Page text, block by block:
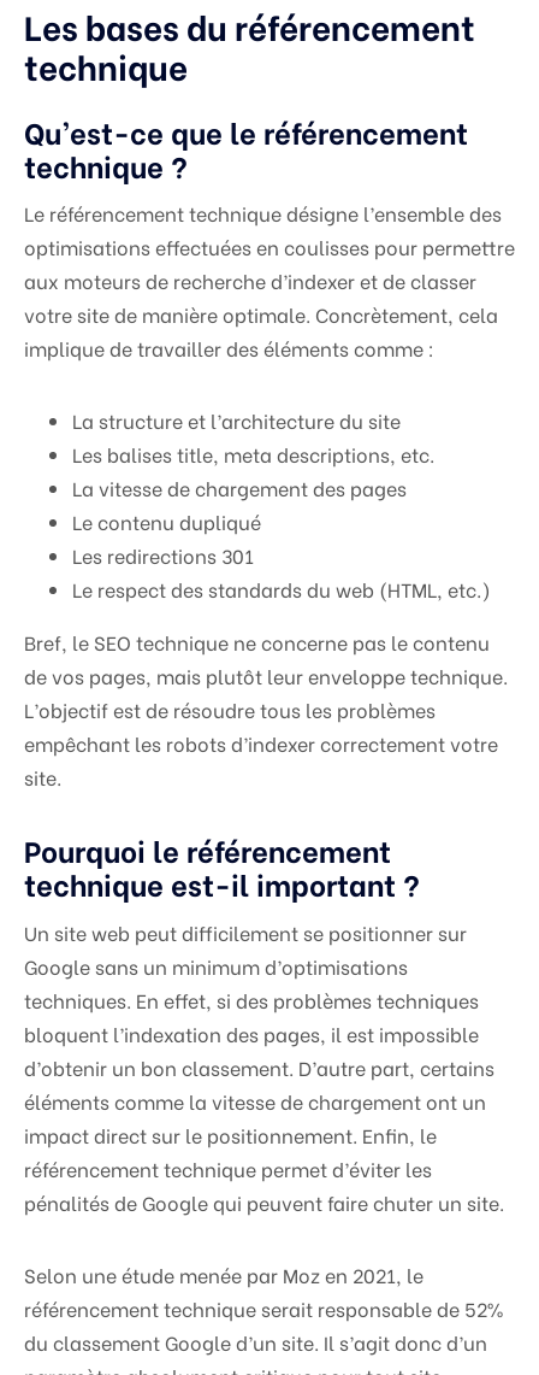
Les bases du référencement
technique
Qu’est-ce que le référencement
technique ?
Le référencement technique désigne l’ensemble des
optimisations effectuées en coulisses pour permettre
aux moteurs de recherche d’indexer et de classer
votre site de manière optimale. Concrètement, cela
implique de travailler des éléments comme :
La structure et l’architecture du site
Les balises title, meta descriptions, etc.
La vitesse de chargement des pages
Le contenu dupliqué
Les redirections 301
Le respect des standards du web (HTML, etc.)
Bref, le SEO technique ne concerne pas le contenu
de vos pages, mais plutôt leur enveloppe technique.
L’objectif est de résoudre tous les problèmes
empêchant les robots d’indexer correctement votre
site.
Pourquoi le référencement
technique est-il important ?
Un site web peut difficilement se positionner sur
Google sans un minimum d’optimisations
techniques. En effet, si des problèmes techniques
bloquent l’indexation des pages, il est impossible
d’obtenir un bon classement. D’autre part, certains
éléments comme la vitesse de chargement ont un
impact direct sur le positionnement. Enfin, le
référencement technique permet d’éviter les
pénalités de Google qui peuvent faire chuter un site.
Selon une étude menée par Moz en 2021, le
référencement technique serait responsable de 52%
du classement Google d’un site. Il s’agit donc d’un